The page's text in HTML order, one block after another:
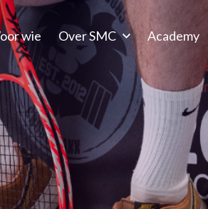
wie Over SMC Academy